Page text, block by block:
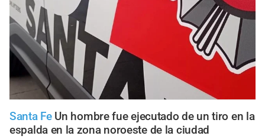
Santa Fe Un hombre fue ejecutado de un tiro en la
espalda en la zona noroeste de la ciudad